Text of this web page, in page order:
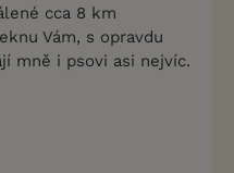
cca 8 km
Vám, s opravdu
mně i psovi asi nejvíc.